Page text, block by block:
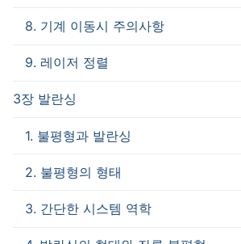
8. 기계 이동시 주의사항
9. 레이저 정렬
3장 발란싱
1. 불평형과 발란싱
2. 불평형의 형태
3. 간단한 시스템 역학